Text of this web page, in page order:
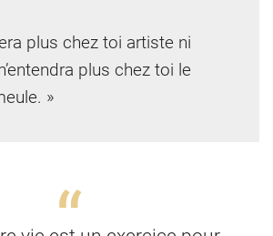
plus chez toi artiste ni
plus chez toi le
»